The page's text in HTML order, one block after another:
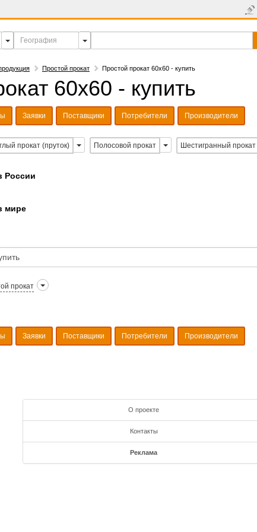
Простой прокат Простой прокат 60х60 - купить
60х60 - купить
Заявки Поставщики Потребители Производители
прокат (пруток) Полосовой прокат Шестигранный прокат
России
мире
прокат
Заявки Поставщики Потребители Производители
О проекте
Контакты
Реклама